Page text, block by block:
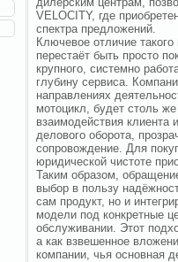
VELOCITY, где
спектра предложений.
Ключевое отличие
перестаёт быть просто
крупного, системно
глубину сервиса.
направлениях
мотоцикл, будет столь
взаимодействия клиента
делового оборота,
сопровождение. Для
юридической чистоте
Таким образом,
выбор в пользу
сам продукт, но и
модели под конкретные
обслуживании. Этот
а как взвешенное
компании, чья основная